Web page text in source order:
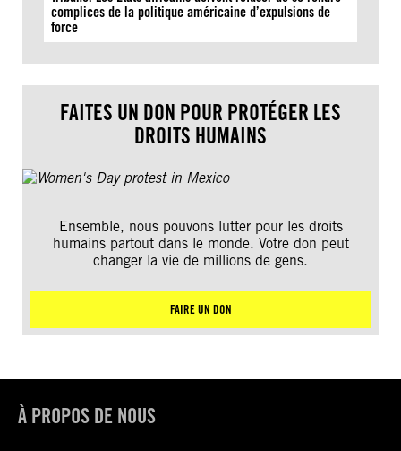
complices de la politique américaine d’expulsions de
force
FAITES UN DON POUR PROTÉGER LES
DROITS HUMAINS
Ensemble, nous pouvons lutter pour les droits
humains partout dans le monde. Votre don peut
changer la vie de millions de gens.
FAIRE UN DON
À PROPOS DE NOUS